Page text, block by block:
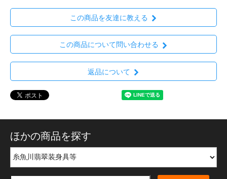
この商品を友達に教える
この商品について問い合わせる
返品について
ほかの商品を探す